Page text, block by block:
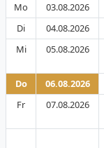
Mo
03.08.2026
Di
04.08.2026
Mi
05.08.2026
Do 06.08.2026
Fr
07.08.2026